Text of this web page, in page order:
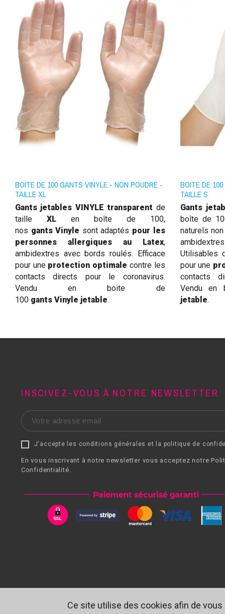
BOITE DE 100 GANTS VINYLE - NON POUDRÉ -
TAILLE XL
Gants jetables VINYLE transparent de
taille XL en boîte de 100,
nos gants Vinyle sont adaptés pour les
personnes allergiques au Latex,
ambidextres avec bords roulés. Efficace
pour une protection optimale contre les
contacts directs pour le coronavirus.
Vendu en boite de
100 gants Vinyle jetable.
BOITE DE
TAILLE S
Gants
boîte de
naturels
Utilisables
pour une
contacts
Vendu en
jetable.
INSCIVEZ-VOUS À NOTRE NEWSLETTER
J'accepte les conditions générales et la politique de
En vous inscrivant à notre newsletter vous acceptez notre
Confidentialité.
Ce site utilise des cookies afin de